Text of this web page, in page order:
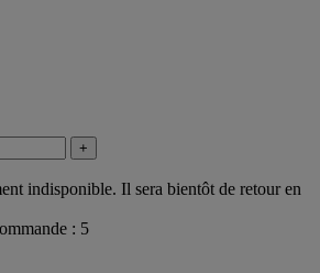
indisponible. Il sera bientôt de retour en
: 5